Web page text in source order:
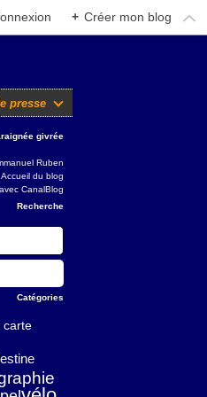
+ Créer mon blog
presse
givrée
Ruben
Accueil du blog
CanalBlog
Recherche
Catégories
carte